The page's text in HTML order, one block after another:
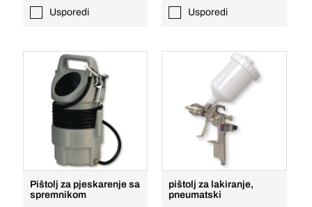
Usporedi Usporedi
Pištolj za pjeskarenje sa
spremnikom
pištolj za lakiranje,
pneumatski